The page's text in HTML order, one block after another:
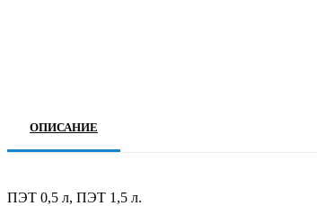
ОПИСАНИЕ
ПЭТ 0,5 л, ПЭТ 1,5 л.